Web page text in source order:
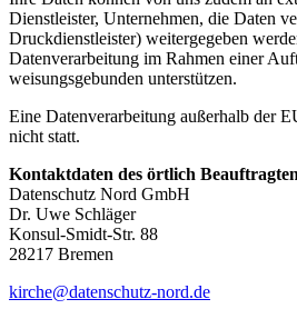
Dienstleister, Unternehmen, die Daten
Druckdienstleister) weitergegeben
Datenverarbeitung im Rahmen einer
weisungsgebunden unterstützen.
Eine Datenverarbeitung außerhalb der
nicht statt.
Kontaktdaten des örtlich
Datenschutz Nord GmbH
Dr. Uwe Schläger
Konsul-Smidt-Str. 88
28217 Bremen
kirche@datenschutz-nord.de